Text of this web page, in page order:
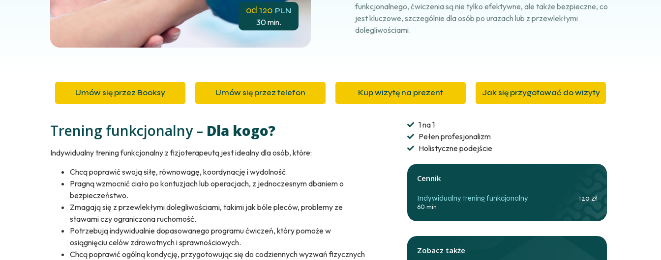
od 120 PLN
30 min.
funkcjonalnego, ćwiczenia są nie tylko efektywne, ale także bezpieczne, co
jest kluczowe, szczególnie dla osób po urazach lub z przewlekłymi
dolegliwościami.
Umów się przez Booksy Umów się przez telefon Kup wizytę na prezent Jak się przygotować do wizyty
Trening funkcjonalny – Dla kogo?
Indywidualny trening funkcjonalny z fizjoterapeutą jest idealny dla osób, które:
Chcą poprawić swoją siłę, równowagę, koordynację i wydolność.
Pragną wzmocnić ciało po kontuzjach lub operacjach, z jednoczesnym dbaniem o
bezpieczeństwo.
Zmagają się z przewlekłymi dolegliwościami, takimi jak bóle pleców, problemy ze
stawami czy ograniczona ruchomość.
Potrzebują indywidualnie dopasowanego programu ćwiczeń, który pomoże w
osiągnięciu celów zdrowotnych i sprawnościowych.
Chcą poprawić ogólną kondycję, przygotowując się do codziennych wyzwań fizycznych
1 na 1
Pełen profesjonalizm
Holistyczne podejście
Cennik
Indywidualny trening funkcjonalny 120 zł
60 min
Zobacz także